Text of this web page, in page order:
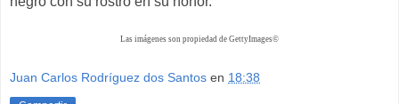
Las imágenes son propiedad de GettyImages©
Juan Carlos Rodríguez dos Santos en 18:38